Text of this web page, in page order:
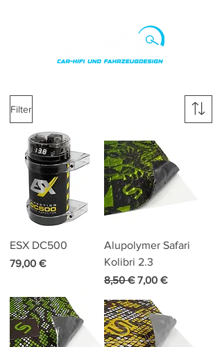
Filter
ESX DC500
Preis
79,00 €
Alupolymer Safari
Kolibri 2.3
Standardpreis
8,50 € Sale-Preis
7,00 €